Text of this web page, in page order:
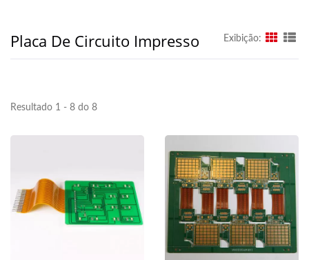
Placa De Circuito Impresso Exibição:
Resultado 1 - 8 do 8